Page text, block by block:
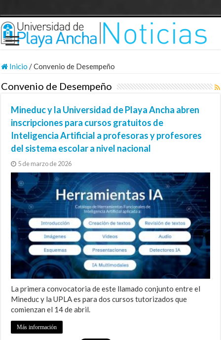
Inicio /Convenio de Desempeño
Convenio de Desempeño
Mineduc y la Universidad de Playa Ancha abren
inscripciones para cursos gratuitos de
Inteligencia Artificial a profesoras y profesores
del sistema escolar a nivel nacional
5 de marzo de 2026
La primera convocatoria de este llamado conjunto entre el
Mineduc y la UPLA es para dos cursos tutorizados que
comienzan el 14 de abril.
Más información